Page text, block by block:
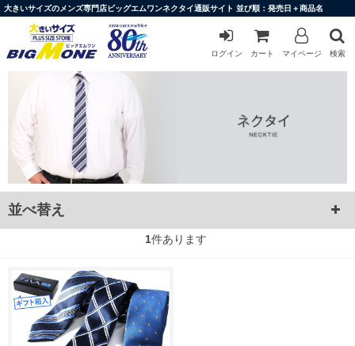
大きいサイズのメンズ専門店ビッグエムワンネクタイ通販サイト 並び順：発売日＋商品名
ログイン カート マイページ 検索
並べ替え
1件あります